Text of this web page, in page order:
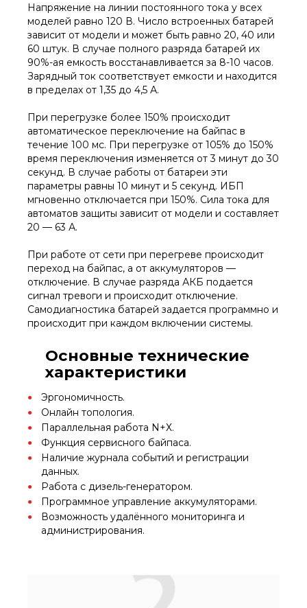
Напряжение на линии постоянного тока у всех
моделей равно 120 В. Число встроенных батарей
зависит от модели и может быть равно 20, 40 или
60 штук. В случае полного разряда батарей их
90%-ая емкость восстанавливается за 8-10 часов.
Зарядный ток соответствует емкости и находится
в пределах от 1,35 до 4,5 А.
При перегрузке более 150% происходит
автоматическое переключение на байпас в
течение 100 мс. При перегрузке от 105% до 150%
время переключения изменяется от 3 минут до 30
секунд. В случае работы от батареи эти
параметры равны 10 минут и 5 секунд. ИБП
мгновенно отключается при 150%. Сила тока для
автоматов защиты зависит от модели и составляет
20 — 63 А.
При работе от сети при перегреве происходит
переход на байпас, а от аккумуляторов —
отключение. В случае разряда АКБ подается
сигнал тревоги и происходит отключение.
Самодиагностика батарей задается программно и
происходит при каждом включении системы.
Основные технические
характеристики
Эргономичность.
Онлайн топология.
Параллельная работа N+Х.
Функция сервисного байпаса.
Наличие журнала событий и регистрации
данных.
Работа с дизель-генератором.
Программное управление аккумуляторами.
Возможность удалённого мониторинга и
администрирования.